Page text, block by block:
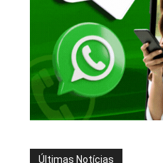
Últimas Notícias